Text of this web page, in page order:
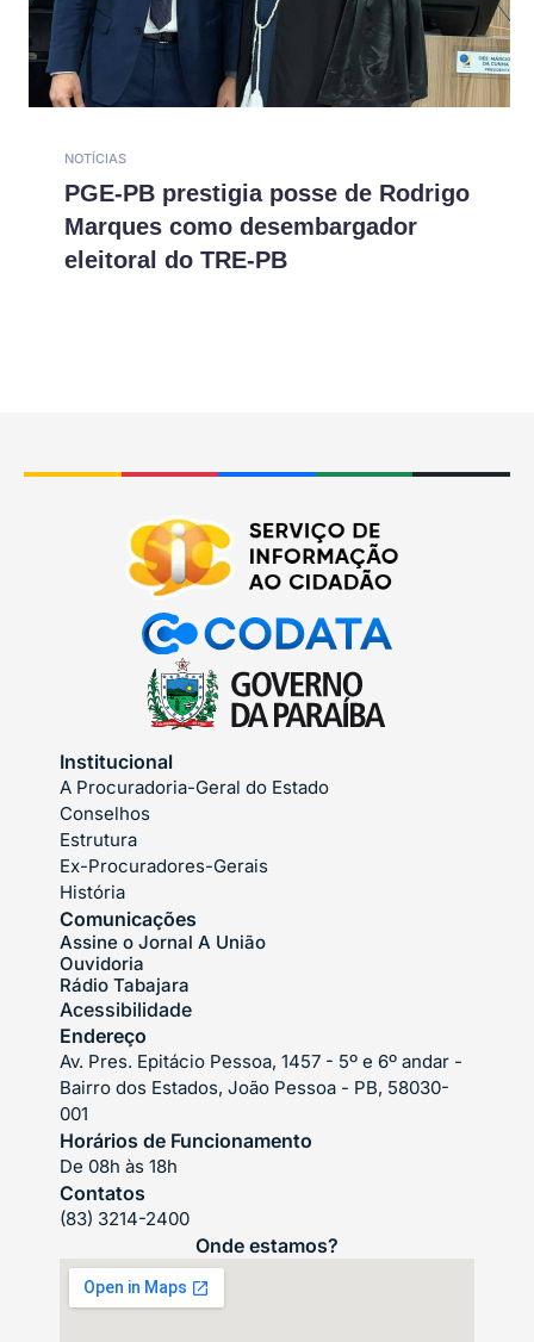
NOTÍCIAS
PGE-PB prestigia posse de Rodrigo
Marques como desembargador
eleitoral do TRE-PB
Institucional
A Procuradoria-Geral do Estado
Conselhos
Estrutura
Ex-Procuradores-Gerais
História
Comunicações
Assine o Jornal A União
Ouvidoria
Rádio Tabajara
Acessibilidade
Endereço
Av. Pres. Epitácio Pessoa, 1457 - 5º e 6º andar -
Bairro dos Estados, João Pessoa - PB, 58030-
001
Horários de Funcionamento
De 08h às 18h
Contatos
(83) 3214-2400
Onde estamos?